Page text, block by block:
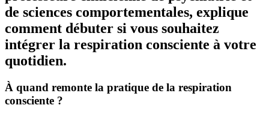
de sciences comportementales, explique
comment débuter si vous souhaitez
intégrer la respiration consciente à votre
quotidien.
À quand remonte la pratique de la respiration
consciente ?